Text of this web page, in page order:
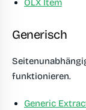
OLX Item
Generisch
funktionieren.
Generic